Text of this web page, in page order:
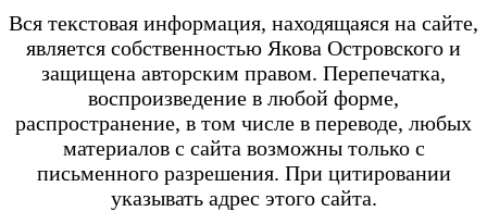
Вся текстовая информация, находящаяся на сайте,
является собственностью Якова Островского и
защищена авторским правом. Перепечатка,
воспроизведение в любой форме,
распространение, в том числе в переводе, любых
материалов с сайта возможны только с
письменного разрешения. При цитировании
указывать адрес этого сайта.